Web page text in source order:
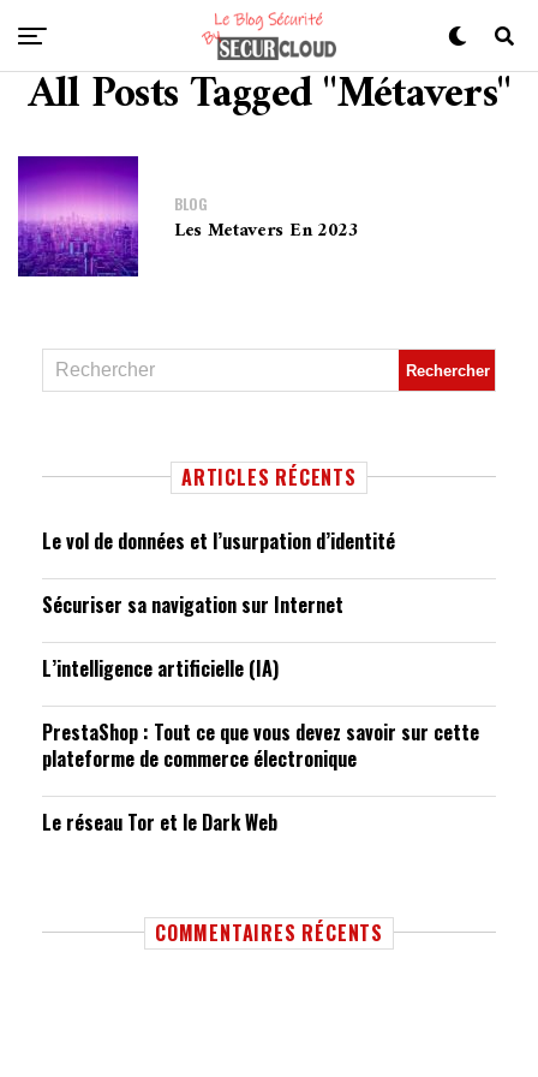
All Posts Tagged "métavers"
BLOG
Les Metavers En 2023
ARTICLES RÉCENTS
Le vol de données et l’usurpation d’identité
Sécuriser sa navigation sur Internet
L’intelligence artificielle (IA)
PrestaShop : Tout ce que vous devez savoir sur cette
plateforme de commerce électronique
Le réseau Tor et le Dark Web
COMMENTAIRES RÉCENTS